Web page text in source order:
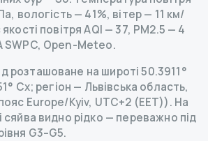
вологість — 41%, вітер — 11 км/
якості повітря AQI — 37, PM2.5 — 4
SWPC, Open-Meteo.
розташоване на широті 50.3911°
Сх; регіон — Львівська область,
Europe/Kyiv, UTC+2 (EET)). На
сяйва видно рідко — переважно під
G3–G5.